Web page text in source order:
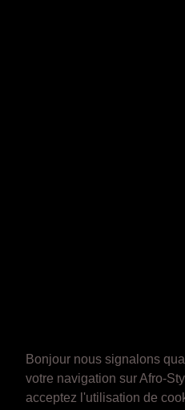
Bonjour nous signalons
votre navigation sur Afro-
acceptez l'utilisation de